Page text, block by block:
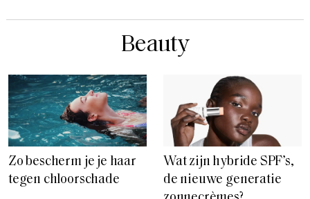
Beauty
Zo bescherm je je haar
tegen chloorschade
Wat zijn hybride SPF’s,
de nieuwe generatie